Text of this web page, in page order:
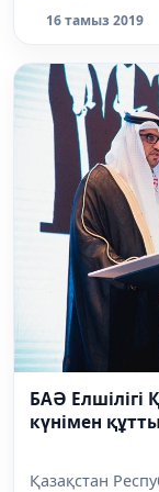
16 тамыз 2019
БАӘ Елшілігі
күнімен
Қазақстан